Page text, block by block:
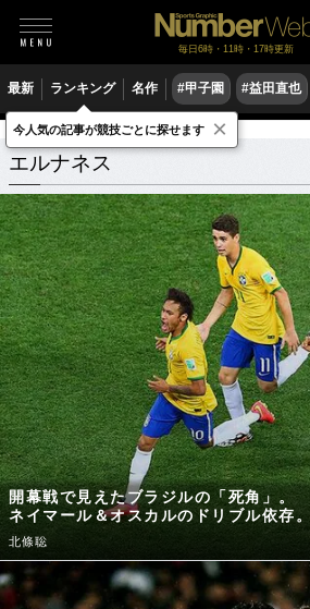
毎日6時・11時・17時更新
最新 ランキング 名作 #甲子園 #益田直也
エルナネス 関連記事
エルナネス
開幕戦で見えたブラジルの「死角」。
ネイマール＆オスカルのドリブル依存。
北條聡
今人気の記事が競技ごとに探せます ×